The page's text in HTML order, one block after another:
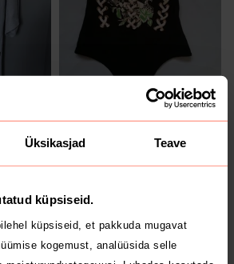
Üksikasjad Teave
küpsiseid.
küpsiseid, et pakkuda mugavat
kogemust, analüüsida selle
M
4